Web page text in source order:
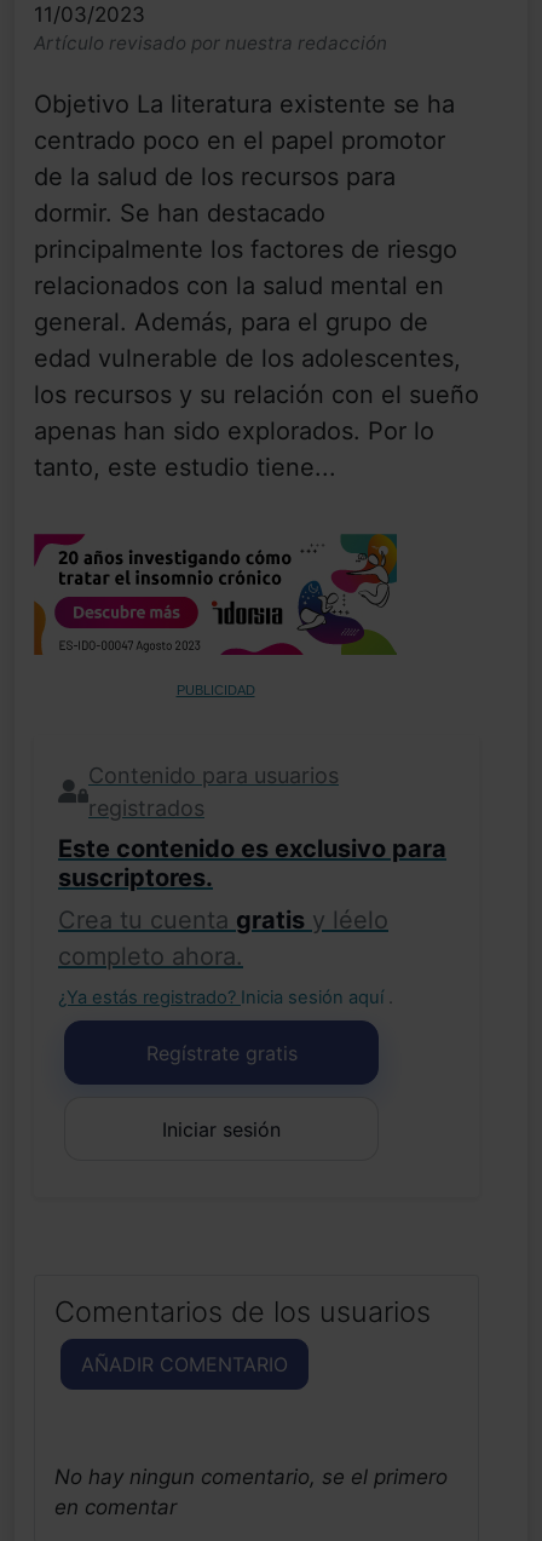
11/03/2023
Artículo revisado por nuestra redacción
Objetivo La literatura existente se ha
centrado poco en el papel promotor
de la salud de los recursos para
dormir. Se han destacado
principalmente los factores de riesgo
relacionados con la salud mental en
general. Además, para el grupo de
edad vulnerable de los adolescentes,
los recursos y su relación con el sueño
apenas han sido explorados. Por lo
tanto, este estudio tiene...
PUBLICIDAD
Contenido para usuarios
registrados
Este contenido es exclusivo para
suscriptores.
Crea tu cuenta gratis y léelo
completo ahora.
¿Ya estás registrado? Inicia sesión aquí .
Regístrate gratis
Iniciar sesión
Comentarios de los usuarios
AÑADIR COMENTARIO
No hay ningun comentario, se el primero
en comentar